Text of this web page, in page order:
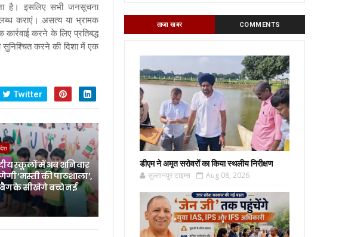
है। इसलिए सभी जनसूचना
कराएं। असत्य या भ्रामक
करने के लिए प्रतिबद्ध
करने की दिशा में एक
Twitter
स्कूलों में अब शनिवार
‘मस्ती की पाठशाला’,
बैग के सीखेंगे बच्चे नई
ताजा खबर COMMENTS
डीएम ने अमृत सरोवरों का किया स्थलीय निरीक्षण
सुल्तानपुर टाइम्स Aug 08, 2026